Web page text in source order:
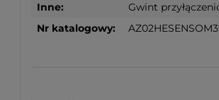
Inne:
Gwint
Nr katalogowy: